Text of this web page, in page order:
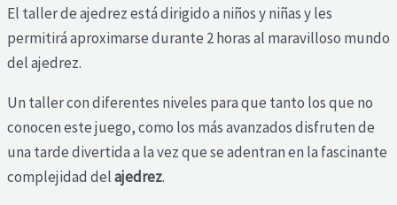
El taller de ajedrez está dirigido a niños y niñas y les
permitirá aproximarse durante 2 horas al maravilloso mundo
del ajedrez.
Un taller con diferentes niveles para que tanto los que no
conocen este juego, como los más avanzados disfruten de
una tarde divertida a la vez que se adentran en la fascinante
complejidad delajedrez.